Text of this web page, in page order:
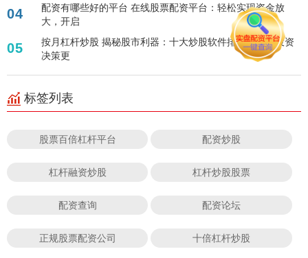
04
配资有哪些好的平台 在线股票配资平台：轻松实现资金放
大，开启
05
按月杠杆炒股 揭秘股市利器：十大炒股软件排行，助你投资
决策更
标签列表
股票百倍杠杆平台 配资炒股
杠杆融资炒股 杠杆炒股股票
配资查询 配资论坛
正规股票配资公司 十倍杠杆炒股